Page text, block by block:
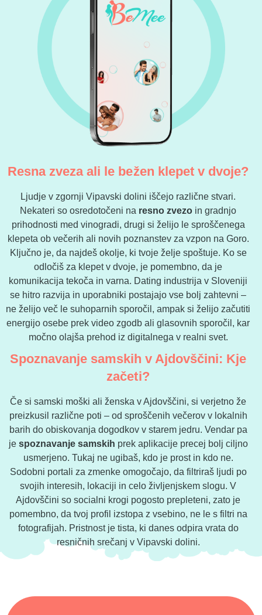
Resna zveza ali le bežen klepet v dvoje?
Ljudje v zgornji Vipavski dolini iščejo različne stvari.
Nekateri so osredotočeni na resno zvezo in gradnjo
prihodnosti med vinogradi, drugi si želijo le sproščenega
klepeta ob večerih ali novih poznanstev za vzpon na Goro.
Ključno je, da najdeš okolje, ki tvoje želje spoštuje. Ko se
odločiš za klepet v dvoje, je pomembno, da je
komunikacija tekoča in varna. Dating industrija v Sloveniji
se hitro razvija in uporabniki postajajo vse bolj zahtevni –
ne želijo več le suhoparnih sporočil, ampak si želijo začutiti
energijo osebe prek video zgodb ali glasovnih sporočil, kar
močno olajša prehod iz digitalnega v realni svet.
Spoznavanje samskih v Ajdovščini: Kje
začeti?
Če si samski moški ali ženska v Ajdovščini, si verjetno že
preizkusil različne poti – od sproščenih večerov v lokalnih
barih do obiskovanja dogodkov v starem jedru. Vendar pa
je spoznavanje samskih prek aplikacije precej bolj ciljno
usmerjeno. Tukaj ne ugibaš, kdo je prost in kdo ne.
Sodobni portali za zmenke omogočajo, da filtriraš ljudi po
svojih interesih, lokaciji in celo življenjskem slogu. V
Ajdovščini so socialni krogi pogosto prepleteni, zato je
pomembno, da tvoj profil izstopa z vsebino, ne le s filtri na
fotografijah. Pristnost je tista, ki danes odpira vrata do
resničnih srečanj v Vipavski dolini.